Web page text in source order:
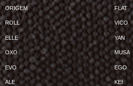
ORIGEM FLAT
ROLL VICO
ELLE YAN
OXO MUSA
EVO EGO
ALE KEI